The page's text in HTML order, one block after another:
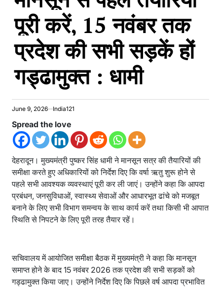
पूरी करें, 15 नवंबर तक
प्रदेश की सभी सड़कें हों
गड्ढामुक्त : धामी
June 9, 2026 India121
Spread the love
देहरादून। मुख्यमंत्री पुष्कर सिंह धामी ने मानसून सत्र की तैयारियों की
समीक्षा करते हुए अधिकारियों को निर्देश दिए कि वर्षा ऋतु शुरू होने से
पहले सभी आवश्यक व्यवस्थाएं पूरी कर ली जाएं। उन्होंने कहा कि आपदा
प्रबंधन, जनसुविधाओं, स्वास्थ्य सेवाओं और आधारभूत ढांचे को मजबूत
बनाने के लिए सभी विभाग समन्वय के साथ कार्य करें तथा किसी भी आपात
स्थिति से निपटने के लिए पूरी तरह तैयार रहें।
सचिवालय में आयोजित समीक्षा बैठक में मुख्यमंत्री ने कहा कि मानसून
समाप्त होने के बाद 15 नवंबर 2026 तक प्रदेश की सभी सड़कों को
गड्ढामुक्त किया जाए। उन्होंने निर्देश दिए कि पिछले वर्ष आपदा प्रभावित